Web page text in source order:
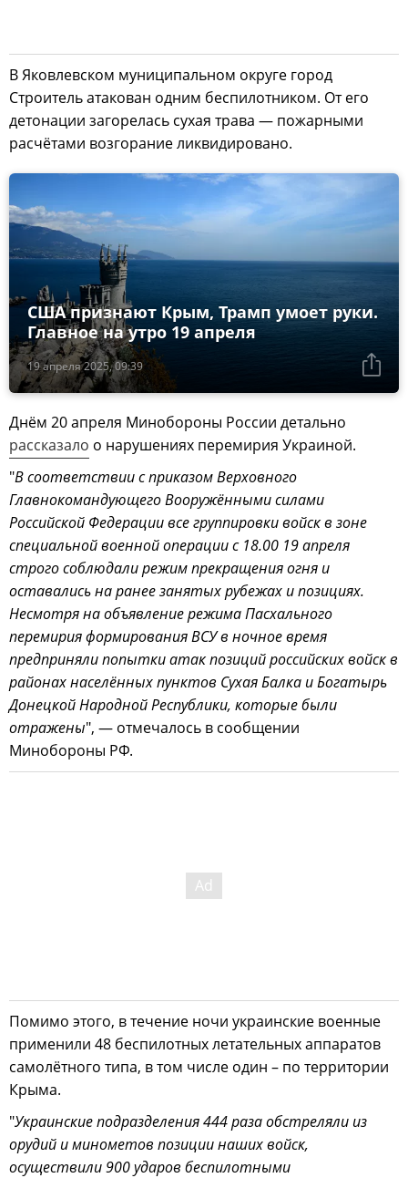
В Яковлевском муниципальном округе город
Строитель атакован одним беспилотником. От его
детонации загорелась сухая трава — пожарными
расчётами возгорание ликвидировано.
19 апреля 2025, 09:39
США признают Крым, Трамп умоет руки.
Главное на утро 19 апреля
Днём 20 апреля Минобороны России детально
рассказало о нарушениях перемирия Украиной.
"В соответствии с приказом Верховного
Главнокомандующего Вооружёнными силами
Российской Федерации все группировки войск в зоне
специальной военной операции с 18.00 19 апреля
строго соблюдали режим прекращения огня и
оставались на ранее занятых рубежах и позициях.
Несмотря на объявление режима Пасхального
перемирия формирования ВСУ в ночное время
предприняли попытки атак позиций российских войск в
районах населённых пунктов Сухая Балка и Богатырь
Донецкой Народной Республики, которые были
отражены", — отмечалось в сообщении
Минобороны РФ.
Помимо этого, в течение ночи украинские военные
применили 48 беспилотных летательных аппаратов
самолётного типа, в том числе один – по территории
Крыма.
"Украинские подразделения 444 раза обстреляли из
орудий и минометов позиции наших войск,
осуществили 900 ударов беспилотными